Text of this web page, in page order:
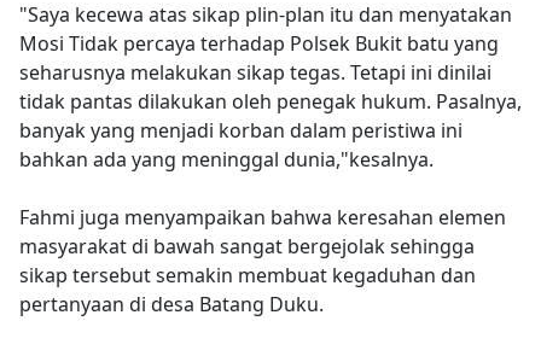
‎"Saya kecewa atas sikap plin-plan itu dan menyatakan
Mosi Tidak percaya terhadap Polsek Bukit batu yang
seharusnya melakukan sikap tegas. Tetapi ini dinilai
tidak pantas dilakukan oleh penegak hukum. Pasalnya,
banyak yang menjadi korban dalam peristiwa ini
bahkan ada yang meninggal dunia,"kesalnya.
Fahmi juga menyampaikan bahwa keresahan elemen
masyarakat di bawah sangat bergejolak sehingga
sikap tersebut semakin membuat kegaduhan dan
pertanyaan di desa Batang Duku.